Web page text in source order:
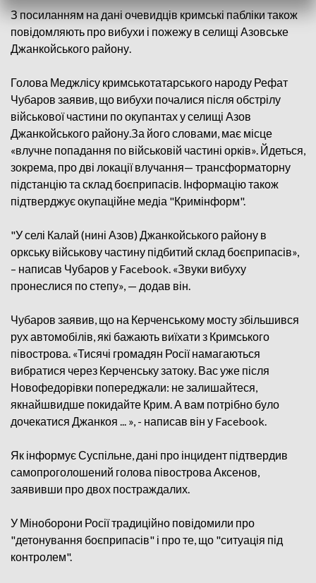
З посиланням на дані очевидців кримські пабліки також
повідомляють про вибухи і пожежу в селищі Азовське
Джанкойського району.
Голова Меджлісу кримськотатарського народу Рефат
Чубаров заявив, що вибухи почалися після обстрілу
військової частини по окупантах у селищі Азов
Джанкойського району.За його словами, має місце
«влучне попадання по військовій частині орків». Йдеться,
зокрема, про дві локації влучання— трансформаторну
підстанцію та склад боєприпасів. Інформацію також
підтверджує окупаційне медіа "Кримінформ".
"У селі Калай (нині Азов) Джанкойського району в
оркську військову частину підбитий склад боєприпасів»,
– написав Чубаров у Facebook. «Звуки вибуху
пронеслися по степу», — додав він.
Чубаров заявив, що на Керченському мосту збільшився
рух автомобілів, які бажають виїхати з Кримського
півострова. «Тисячі громадян Росії намагаються
вибратися через Керченську затоку. Вас уже після
Новофедорівки попереджали: не залишайтеся,
якнайшвидше покидайте Крим. А вам потрібно було
дочекатися Джанкоя ... », - написав він у Facebook.
Як інформує Суспільне, дані про інцидент підтвердив
самопроголошений голова півострова Аксенов,
заявивши про двох постраждалих.
У Міноборони Росії традиційно повідомили про
"детонування боєприпасів" і про те, що "ситуація під
контролем".